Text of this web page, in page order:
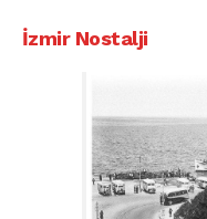
İzmir Nostalji